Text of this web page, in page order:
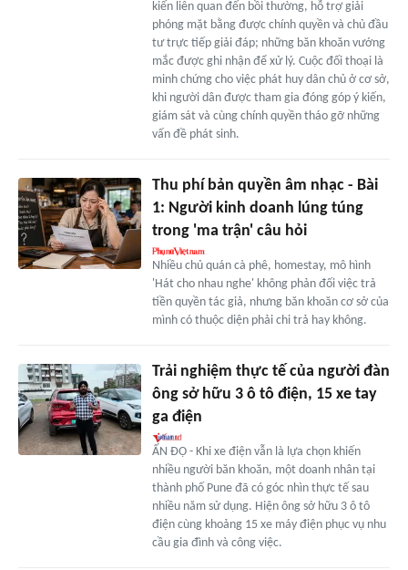
kiến liên quan đến bồi thường, hỗ trợ giải
phóng mặt bằng được chính quyền và chủ đầu
tư trực tiếp giải đáp; những băn khoăn vướng
mắc được ghi nhận để xử lý. Cuộc đối thoại là
minh chứng cho việc phát huy dân chủ ở cơ sở,
khi người dân được tham gia đóng góp ý kiến,
giám sát và cùng chính quyền tháo gỡ những
vấn đề phát sinh.
Thu phí bản quyền âm nhạc - Bài
1: Người kinh doanh lúng túng
trong 'ma trận' câu hỏi
Nhiều chủ quán cà phê, homestay, mô hình
'Hát cho nhau nghe' không phản đối việc trả
tiền quyền tác giả, nhưng băn khoăn cơ sở của
mình có thuộc diện phải chi trả hay không.
Trải nghiệm thực tế của người đàn
ông sở hữu 3 ô tô điện, 15 xe tay
ga điện
ẤN ĐỘ - Khi xe điện vẫn là lựa chọn khiến
nhiều người băn khoăn, một doanh nhân tại
thành phố Pune đã có góc nhìn thực tế sau
nhiều năm sử dụng. Hiện ông sở hữu 3 ô tô
điện cùng khoảng 15 xe máy điện phục vụ nhu
cầu gia đình và công việc.